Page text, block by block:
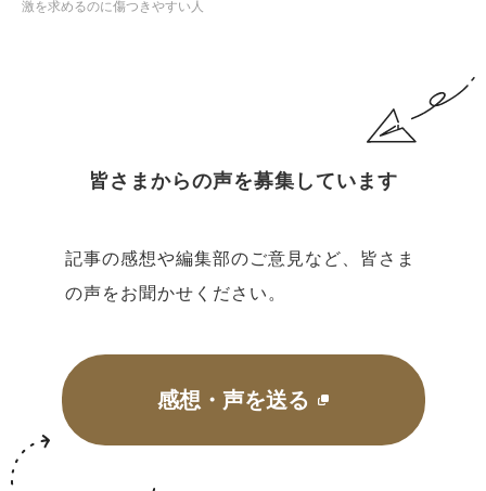
激を求めるのに傷つきやすい人
皆さまからの声を募集しています
記事の感想や編集部のご意見など、皆さま
の声をお聞かせください。
感想・声を送る